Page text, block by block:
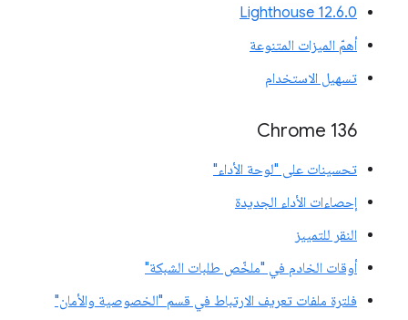
‫Lighthouse 12.6.0
أهمّ الميزات المتنوعة
تسهيل الاستخدام
Chrome 136
تحسينات على "لوحة الأداء"
إحصاءات الأداء الجديدة
النقر للتمييز
أوقات الخادم في "ملخّص طلبات الشبكة"
فلترة ملفات تعريف الارتباط في قسم "الخصوصية والأمان"